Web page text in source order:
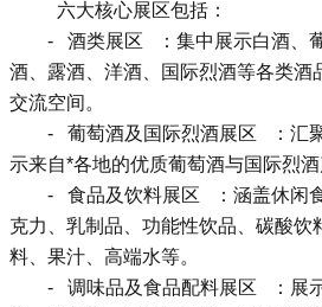
六大核心展区包括：
- 酒类展区 ：集中展示白酒、
酒、露酒、洋酒、国际烈酒等各类酒
交流空间。
- 葡萄酒及国际烈酒展区 ：汇
示来自*各地的优质葡萄酒与国际烈酒
- 食品及饮料展区 ：涵盖休闲
克力、乳制品、功能性饮品、碳酸饮
料、果汁、高端水等。
- 调味品及食品配料展区 ：展